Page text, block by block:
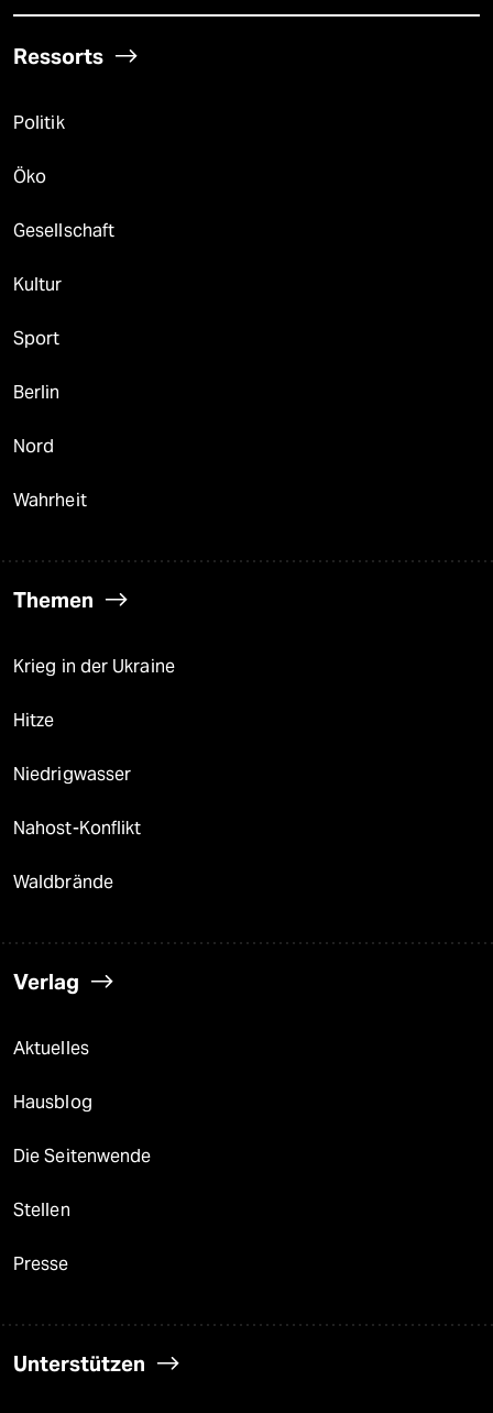
Ressorts
Politik
Öko
Gesellschaft
Kultur
Sport
Berlin
Nord
Wahrheit
Themen
Krieg in der Ukraine
Hitze
Niedrigwasser
Nahost-Konflikt
Waldbrände
Verlag
Aktuelles
Hausblog
Die Seitenwende
Stellen
Presse
Unterstützen